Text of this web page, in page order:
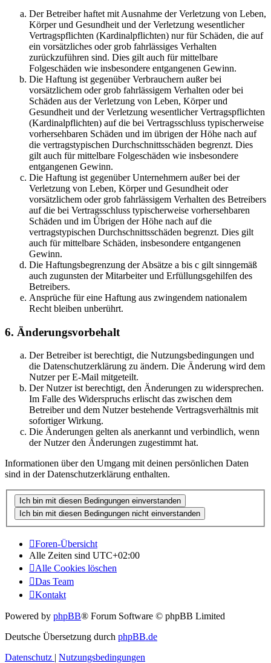
Der Betreiber haftet mit Ausnahme der Verletzung von Leben,
Körper und Gesundheit und der Verletzung wesentlicher
Vertragspflichten (Kardinalpflichten) nur für Schäden, die auf
ein vorsätzliches oder grob fahrlässiges Verhalten
zurückzuführen sind. Dies gilt auch für mittelbare
Folgeschäden wie insbesondere entgangenen Gewinn.
Die Haftung ist gegenüber Verbrauchern außer bei
vorsätzlichem oder grob fahrlässigem Verhalten oder bei
Schäden aus der Verletzung von Leben, Körper und
Gesundheit und der Verletzung wesentlicher Vertragspflichten
(Kardinalpflichten) auf die bei Vertragsschluss typischerweise
vorhersehbaren Schäden und im übrigen der Höhe nach auf
die vertragstypischen Durchschnittsschäden begrenzt. Dies
gilt auch für mittelbare Folgeschäden wie insbesondere
entgangenen Gewinn.
Die Haftung ist gegenüber Unternehmern außer bei der
Verletzung von Leben, Körper und Gesundheit oder
vorsätzlichem oder grob fahrlässigem Verhalten des Betreibers
auf die bei Vertragsschluss typischerweise vorhersehbaren
Schäden und im Übrigen der Höhe nach auf die
vertragstypischen Durchschnittsschäden begrenzt. Dies gilt
auch für mittelbare Schäden, insbesondere entgangenen
Gewinn.
Die Haftungsbegrenzung der Absätze a bis c gilt sinngemäß
auch zugunsten der Mitarbeiter und Erfüllungsgehilfen des
Betreibers.
Ansprüche für eine Haftung aus zwingendem nationalem
Recht bleiben unberührt.
6. Änderungsvorbehalt
Der Betreiber ist berechtigt, die Nutzungsbedingungen und
die Datenschutzerklärung zu ändern. Die Änderung wird dem
Nutzer per E-Mail mitgeteilt.
Der Nutzer ist berechtigt, den Änderungen zu widersprechen.
Im Falle des Widerspruchs erlischt das zwischen dem
Betreiber und dem Nutzer bestehende Vertragsverhältnis mit
sofortiger Wirkung.
Die Änderungen gelten als anerkannt und verbindlich, wenn
der Nutzer den Änderungen zugestimmt hat.
Informationen über den Umgang mit deinen persönlichen Daten
sind in der Datenschutzerklärung enthalten.
Foren-Übersicht
Alle Zeiten sind UTC+02:00
Alle Cookies löschen
Das Team
Kontakt
Powered by phpBB® Forum Software © phpBB Limited
Deutsche Übersetzung durch phpBB.de
Datenschutz | Nutzungsbedingungen